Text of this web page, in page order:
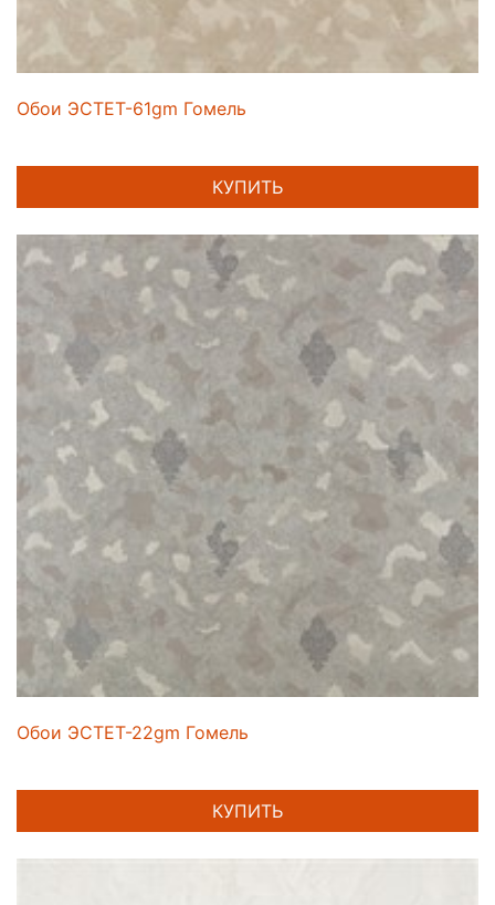
Обои ЭСТЕТ-61gm Гомель
КУПИТЬ
Обои ЭСТЕТ-22gm Гомель
КУПИТЬ